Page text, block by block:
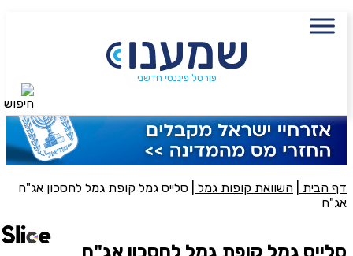
פורטל פיננסי חדשני
דף הבית השוואת קופות גמל
סלייס גמל קופת גמל לחסכון אג"ח
אג"ח
שם מלא
פעולה נדרשת
חיפוש